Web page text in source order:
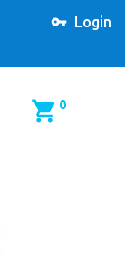
Login
0